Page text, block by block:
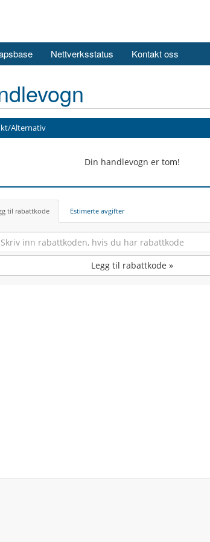
Nettverksstatus Kontakt oss
Alternativ
Din handlevogn er tom!
til rabattkode Estimerte avgifter
Legg til rabattkode »